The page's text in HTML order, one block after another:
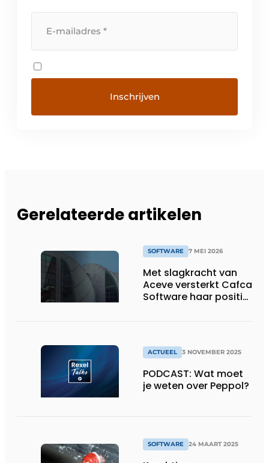
Gerelateerde artikelen
SOFTWARE 7 MEI 2026
Met slagkracht van
Aceve versterkt Cafca
Software haar positie
ACTUEEL 3 NOVEMBER 2025
PODCAST: Wat moet
je weten over Peppol?
SOFTWARE 24 MAART 2025